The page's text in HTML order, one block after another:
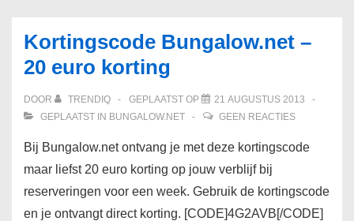
Kortingscode Bungalow.net –
20 euro korting
DOOR TRENDIQ GEPLAATST OP
21 AUGUSTUS 2013
GEPLAATST IN BUNGALOW.NET GEEN REACTIES
Bij Bungalow.net ontvang je met deze kortingscode
maar liefst 20 euro korting op jouw verblijf bij
reserveringen voor een week. Gebruik de kortingscode
en je ontvangt direct korting. [CODE]4G2AVB[/CODE]